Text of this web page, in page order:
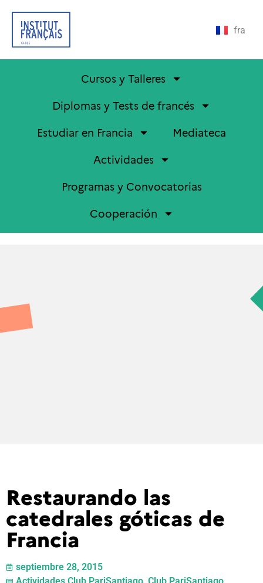
fra
Cursos y Talleres
Diplomas y Tests de francés
Estudiar en Francia
Mediateca
Actividades
Programas y Convocatorias
Cooperación
Restaurando las
catedrales góticas de
Francia
septiembre 28, 2015